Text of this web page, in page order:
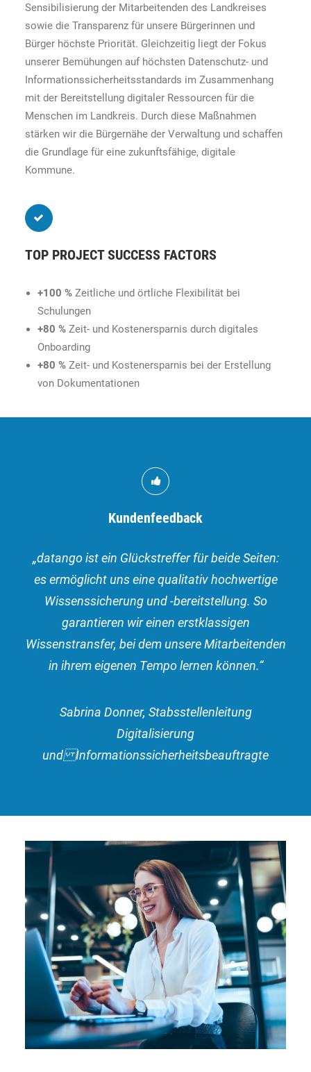
Sensibilisierung der Mitarbeitenden des Landkreises
sowie die Transparenz für unsere Bürgerinnen und
Bürger höchste Priorität. Gleichzeitig liegt der Fokus
unserer Bemühungen auf höchsten Datenschutz- und
Informationssicherheitsstandards im Zusammenhang
mit der Bereitstellung digitaler Ressourcen für die
Menschen im Landkreis. Durch diese Maßnahmen
stärken wir die Bürgernähe der Verwaltung und schaffen
die Grundlage für eine zukunftsfähige, digitale
Kommune.
TOP PROJECT SUCCESS FACTORS
+100 % Zeitliche und örtliche Flexibilität bei
Schulungen
+80 % Zeit- und Kostenersparnis durch digitales
Onboarding
+80 % Zeit- und Kostenersparnis bei der Erstellung
von Dokumentationen
Kundenfeedback
„datango ist ein Glückstreffer für beide Seiten:
es ermöglicht uns eine qualitativ hochwertige
Wissenssicherung und -bereitstellung. So
garantieren wir einen erstklassigen
Wissenstransfer, bei dem unsere Mitarbeitenden
in ihrem eigenen Tempo lernen können.“
Sabrina Donner, Stabsstellenleitung
Digitalisierung
und Informationssicherheitsbeauftragte